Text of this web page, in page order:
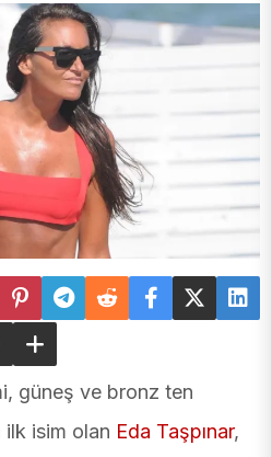
güneş ve bronz ten
isim olan Eda Taşpınar,